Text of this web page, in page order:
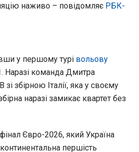
наживо – повідомляє РБК-
у першому турі вольову
Наразі команда Дмитра
збірною Італії, яка у своєму
наразі замикає квартет без
Євро-2026, який Україна
першість